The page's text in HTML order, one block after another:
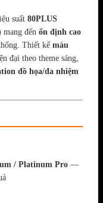
suất 80PLUS
đến ổn định cao
Thiết kế màu
đại theo theme sáng,
đồ họa/đa nhiệm
/ Platinum Pro —